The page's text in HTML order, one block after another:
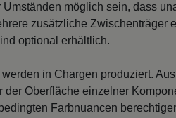
möglich sein, dass
zusätzliche Zwischenträger
optional erhältlich.
in Chargen produziert.
Oberfläche einzelner
Farbnuancen